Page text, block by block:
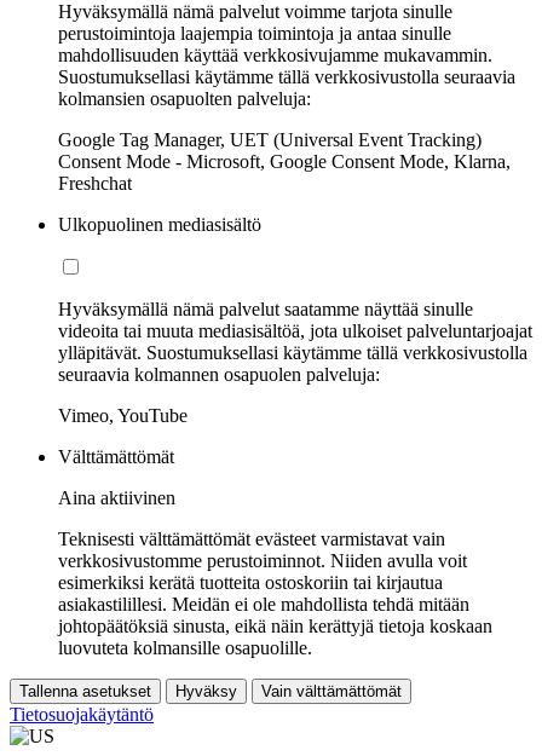
Hyväksymällä nämä palvelut voimme tarjota sinulle
perustoimintoja laajempia toimintoja ja antaa sinulle
mahdollisuuden käyttää verkkosivujamme mukavammin.
Suostumuksellasi käytämme tällä verkkosivustolla seuraavia
kolmansien osapuolten palveluja:
Google Tag Manager, UET (Universal Event Tracking)
Consent Mode - Microsoft, Google Consent Mode, Klarna,
Freshchat
Ulkopuolinen mediasisältö
Hyväksymällä nämä palvelut saatamme näyttää sinulle
videoita tai muuta mediasisältöä, jota ulkoiset palveluntarjoajat
ylläpitävät. Suostumuksellasi käytämme tällä verkkosivustolla
seuraavia kolmannen osapuolen palveluja:
Vimeo, YouTube
Välttämättömät
Aina aktiivinen
Teknisesti välttämättömät evästeet varmistavat vain
verkkosivustomme perustoiminnot. Niiden avulla voit
esimerkiksi kerätä tuotteita ostoskoriin tai kirjautua
asiakastilillesi. Meidän ei ole mahdollista tehdä mitään
johtopäätöksiä sinusta, eikä näin kerättyjä tietoja koskaan
luovuteta kolmansille osapuolille.
Tallenna asetukset Hyväksy Vain välttämättömät
Tietosuojakäytäntö